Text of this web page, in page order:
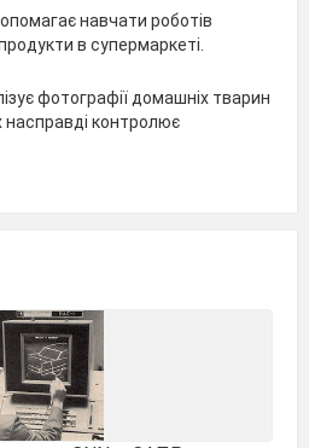
навчати роботів
в супермаркеті.
фотографії домашніх тварин
насправді контролює